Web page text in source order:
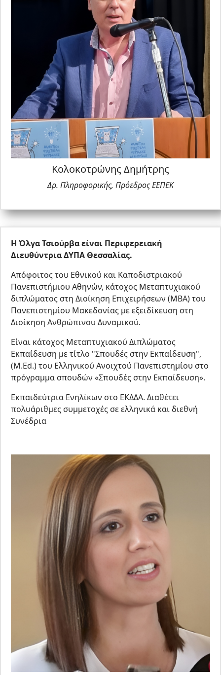
Διαθέτει 20ετή διδακτική εμπειρία και στην
Τριτοβάθμια εκπαίδευση καθώς και στην
εκπαίδευση εκπαιδευτών και ενηλίκων. Είναι
κάτοχος πτυχίου Φυσικής (Α.Π.Θ.), μεταπτυχιακού
στην τεχνολογία συστημάτων λογισμικού (τμήμα
Πληροφορικής, Univ. of Sheffield), μεταπτυχιακού
«Σπουδές στην εκπαίδευση» (ΕΑΠ), μεταπτυχιακού
στη Διοίκηση της Εκπαίδευσης (Παν/μιο Αιγαίου)
και Διδακτορικού σε θέματα σχεδίασης, ανάπτυξης
και αξιολόγησης εκπαιδευτικού λογισμικού (Παν/
μιο Θεσσαλίας).
Από το 2014 διατελεί ιδρυτικό μέλος & Πρόεδρος
της Επιστημονικής Ένωσης για την Προώθηση της
Εκπαιδευτικής Καινοτομίας (Ε.Ε.Π.Ε.Κ ).
Κολοκοτρώνης Δημήτρης
Δρ. Πληροφορικής, Πρόεδρος ΕΕΠΕΚ
Η Όλγα Τσιούρβα είναι Περιφερειακή
Διευθύντρια ΔΥΠΑ Θεσσαλίας.
Απόφοιτος του Εθνικού και Καποδιστριακού
Πανεπιστήμιου Αθηνών, κάτοχος Μεταπτυχιακού
διπλώματος στη Διοίκηση Επιχειρήσεων (ΜΒΑ) του
Πανεπιστημίου Μακεδονίας με εξειδίκευση στη
Διοίκηση Ανθρώπινου Δυναμικού.
Είναι κάτοχος Μεταπτυχιακού Διπλώματος
Εκπαίδευση με τίτλο "Σπουδές στην Εκπαίδευση",
(Μ.Ed.) του Ελληνικού Ανοιχτού Πανεπιστημίου στο
πρόγραμμα σπουδών «Σπουδές στην Εκπαίδευση».
Εκπαιδεύτρια Ενηλίκων στο ΕΚΔΔΑ. Διαθέτει
πολυάριθμες συμμετοχές σε ελληνικά και διεθνή
Συνέδρια